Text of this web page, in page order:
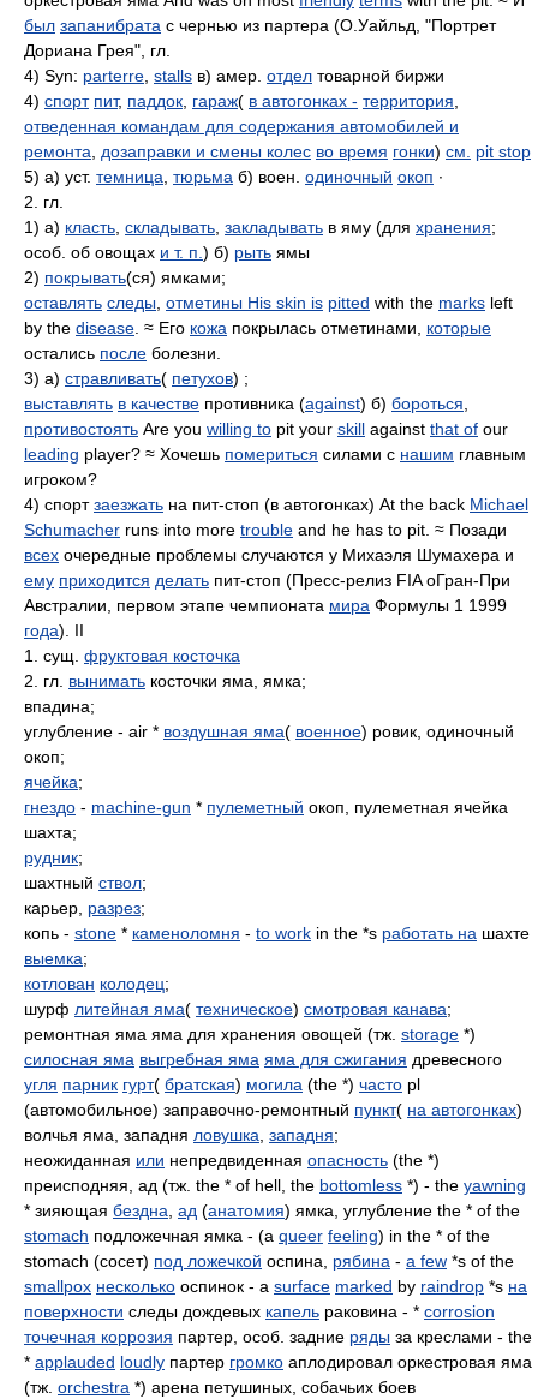
был запанибрата с чернью из партера (О.Уайльд, "Портрет
Дориана Грея", гл.
4) Syn: parterre stalls в) амер. отдел товарной биржи
4) спорт пит, паддок гараж( в автогонках - территория
отведенная командам для содержания автомобилей и
ремонта
дозаправки и смены колес во время гонки) см.
pit stop
5) а) уст. темница тюрьма б) воен. одиночный окоп ∙
2. гл.
1) а) класть складывать закладывать в яму (для хранения;
особ. об овощах и т. п. ) б) рыть ямы
2) покрывать(ся) ямками;
оставлять следы отметины His skin is pitted with the marks left
by the disease . ≈ Его кожа покрылась отметинами, которые
остались после болезни.
3) а) стравливать( петухов) ;
выставлять в качестве противника (against) б) бороться
противостоять Are you willing to pit your skill against that of our
leading player? ≈ Хочешь помериться силами с нашим главным
игроком?
4) спортзаезжать на пит-стоп (в автогонках) At the back Michael
Schumacher runs into more trouble and he has to pit. ≈ Позади
всех очередные проблемы случаются у Михаэля Шумахера и
ему приходится делать пит-стоп (Пресс-релиз FIA оГран-При
Австралии, первом этапе чемпионата мира Формулы 1 1999
года). II
1. сущ. фруктовая косточка
2. гл. вынимать косточки яма, ямка;
впадина;
углубление - air * воздушная яма( военное) ровик, одиночный
окоп;
ячейка;
гнездо - machine-gun * пулеметный окоп, пулеметная ячейка
шахта;
рудник;
шахтный ствол;
карьер, разрез;
копь - stone * каменоломня - to work in the *s работать на шахте
выемка;
котлован колодец;
шурф литейная яма( техническое) смотровая канава;
ремонтная яма яма для хранения овощей (тж. storage *)
силосная яма выгребная яма яма для сжигания древесного
угля парник гурт( братская) могила (the *) часто pl
(автомобильное) заправочно-ремонтный пункт( на автогонках)
волчья яма, западня ловушка западня;
неожиданная или непредвиденная опасность (the *)
преисподняя, ад (тж. the * of hell, the bottomless *) - the yawning
* зияющая бездна ад (анатомия) ямка, углубление the * of the
stomach подложечная ямка - (a queer feeling) in the * of the
stomach (сосет) под ложечкой оспина, рябина - a few *s of the
smallpox несколько оспинок - a surface marked by raindrop *s на
поверхности следы дождевых капель раковина - * corrosion
точечная коррозия партер, особ. задние ряды за креслами - the
* applauded loudly партер громко аплодировал оркестровая яма
(тж. orchestra *) арена петушиных, собачьих боев